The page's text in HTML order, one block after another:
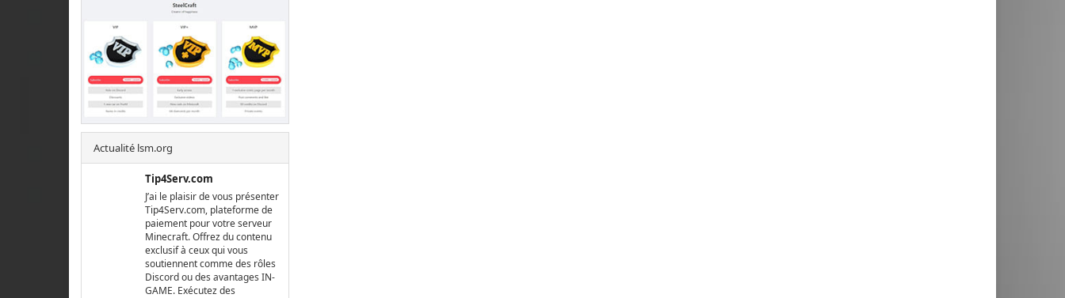
Actualité lsm.org
Tip4Serv.com
J’ai le plaisir de vous présenter
Tip4Serv.com, plateforme de
paiement pour votre serveur
Minecraft. Offrez du contenu
exclusif à ceux qui vous
soutiennent comme des rôles
Discord ou des avantages IN-
GAME. Exécutez des